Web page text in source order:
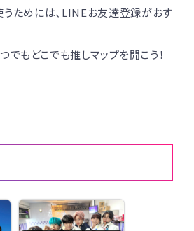
ためには、LINEお友達登録がおす
でもどこでも推しマップを開こう！